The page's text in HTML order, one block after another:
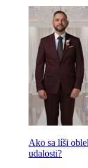
Ako sa líši
udalosti?